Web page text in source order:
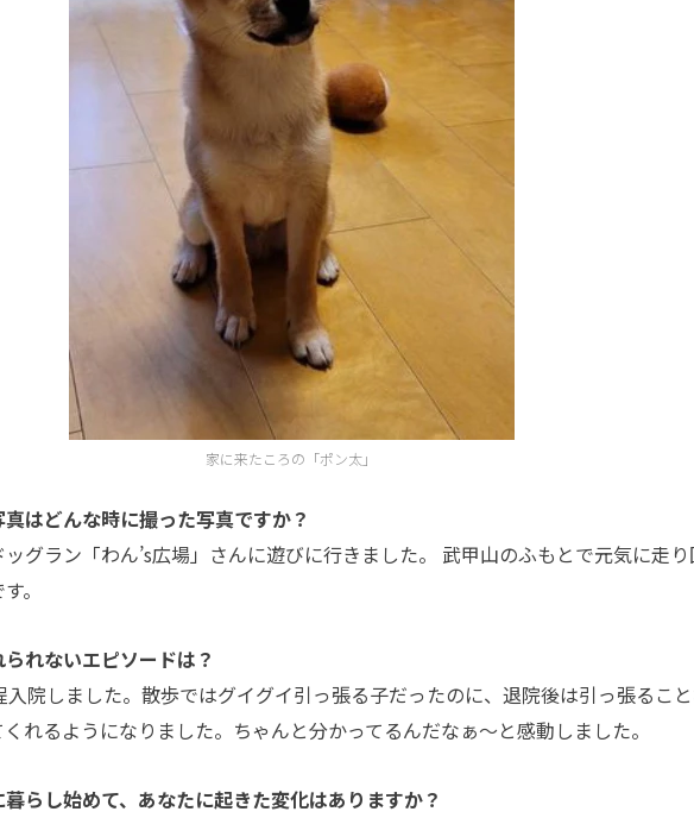
家に来たころの「ポン太」
はどんな時に撮った写真ですか？
グラン「わん’s広場」さんに遊びに行きました。 武甲山のふもとで元気に走り
。
れないエピソードは？
院しました。散歩ではグイグイ引っ張る子だったのに、退院後は引っ張るこ
れるようになりました。ちゃんと分かってるんだなぁ～と感動しました。
らし始めて、あなたに起きた変化はありますか？